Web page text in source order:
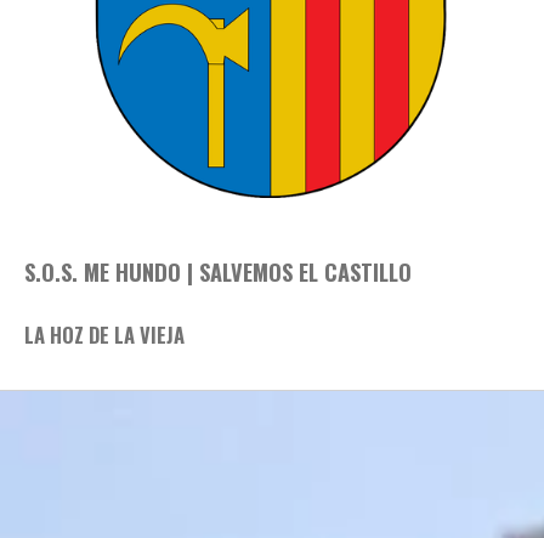
S.O.S. ME HUNDO | SALVEMOS EL CASTILLO
LA HOZ DE LA VIEJA